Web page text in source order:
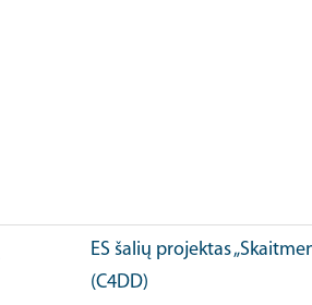
ES šalių projektas
(C4DD)